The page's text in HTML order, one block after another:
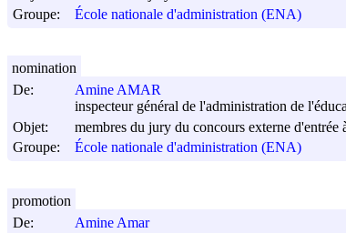
Groupe:
École nationale d'administration (ENA)
De:
Amine AMAR
inspecteur général de l'administration de
Objet:
membres du jury du concours externe
Groupe:
École nationale d'administration (ENA)
nomination
De:
Amine Amar
promotion